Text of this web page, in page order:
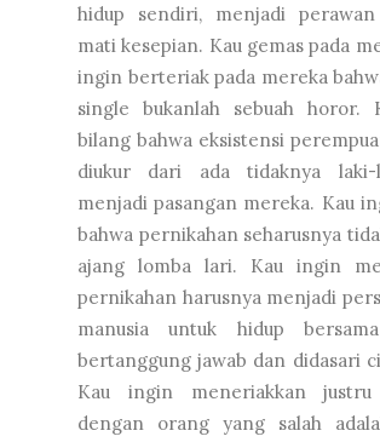
hidup sendiri, menjadi
mati kesepian. Kau gemas pada
ingin berteriak pada mereka
single bukanlah sebuah horor.
bilang bahwa eksistensi
diukur dari ada tidaknya laki-
menjadi pasangan mereka. Kau
bahwa pernikahan seharusnya
ajang lomba lari. Kau ingin
pernikahan harusnya menjadi
manusia untuk hidup
bertanggung jawab dan didasari
Kau ingin meneriakkan justru
dengan orang yang salah